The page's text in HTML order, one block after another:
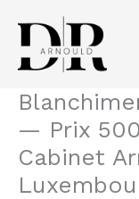
contenu
— Prix
Cabinet